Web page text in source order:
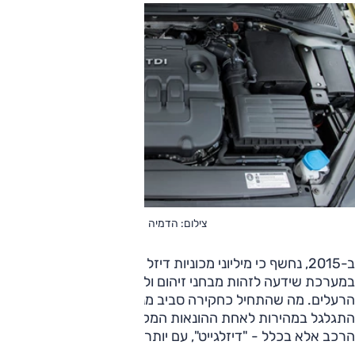
צילום: הדמיה
ב-2015, נחשף כי מיליוני מכוניות דיזל של קונצרן פולקסווגן צוידו
במערכת שידעה לזהות מבחני זיהום ולהפחית זמנית את רף
הרעלים. מה שהתחיל כחקירה סביב מנועי דיזל בארצות הברית
התגלגל במהירות לאחת ההונאות המקוממות ביותר לא בענף